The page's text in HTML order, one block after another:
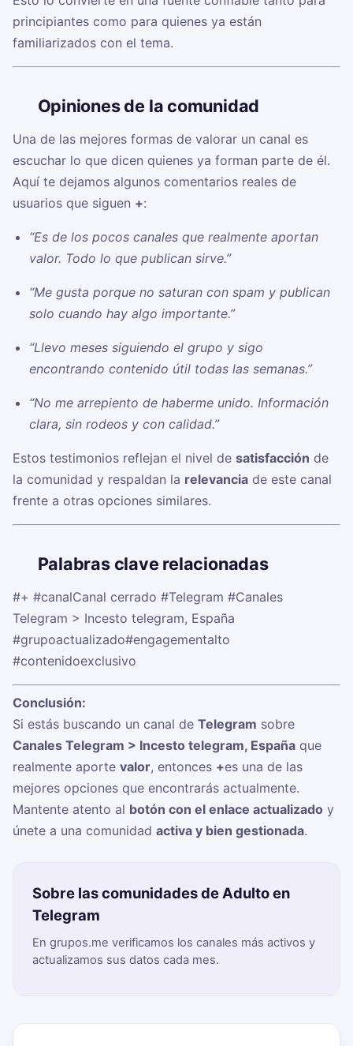
principiantes como para quienes ya están
familiarizados con el tema.
Opiniones de la comunidad
Una de las mejores formas de valorar un canal es
escuchar lo que dicen quienes ya forman parte de él.
Aquí te dejamos algunos comentarios reales de
usuarios que siguen +:
“Es de los pocos canales que realmente aportan
valor. Todo lo que publican sirve.”
“Me gusta porque no saturan con spam y publican
solo cuando hay algo importante.”
“Llevo meses siguiendo el grupo y sigo
encontrando contenido útil todas las semanas.”
“No me arrepiento de haberme unido. Información
clara, sin rodeos y con calidad.”
Estos testimonios reflejan el nivel de satisfacción de
la comunidad y respaldan la relevancia de este canal
frente a otras opciones similares.
Palabras clave relacionadas
#+ #canalCanal cerrado #Telegram #Canales
Telegram > Incesto telegram, España
#grupoactualizado#engagementalto
#contenidoexclusivo
Conclusión:
Si estás buscando un canal de Telegram sobre
Canales Telegram > Incesto telegram, España que
realmente aporte valor, entonces +es una de las
mejores opciones que encontrarás actualmente.
Mantente atento al botón con el enlace actualizado y
únete a una comunidad activa y bien gestionada.
Sobre las comunidades de Adulto en
Telegram
En grupos.me verificamos los canales más activos y
actualizamos sus datos cada mes.